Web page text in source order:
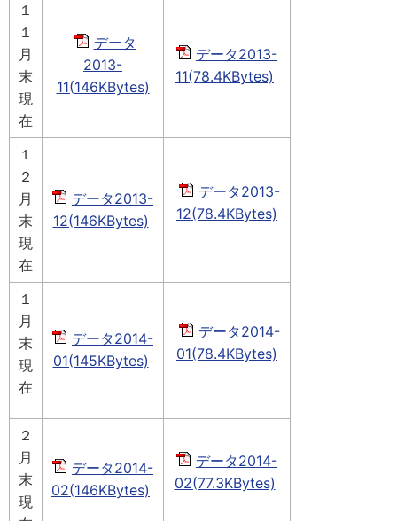
１
１
月
末
現
在
データ
2013-
11(146KBytes)
データ2013-
11(78.4KBytes)
１
２
月
末
現
在
データ2013-
12(146KBytes)
データ2013-
12(78.4KBytes)
１
月
末
現
在
データ2014-
01(145KBytes)
データ2014-
01(78.4KBytes)
２
月
末
現
データ2014-
02(146KBytes)
データ2014-
02(77.3KBytes)